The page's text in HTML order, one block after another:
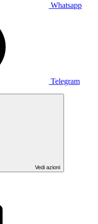
Whatsapp
Telegram
Vedi azioni